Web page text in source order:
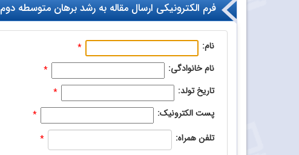
فرم الکترونیکی ارسال مقاله به رشد برهان متوسطه دوم
نام:
*
نام‌ خانوادگی:
*
تاریخ تولد:
*
پست الکترونیک:
*
تلفن همراه:
*